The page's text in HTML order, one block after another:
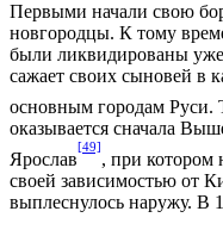
Первыми начали свою
новгородцы. К тому
были ликвидированы
сажает своих сыновей в
основным городам Руси.
оказывается сначала
Ярослав
[49]
, при котором
своей зависимостью от
выплеснулось наружу. В